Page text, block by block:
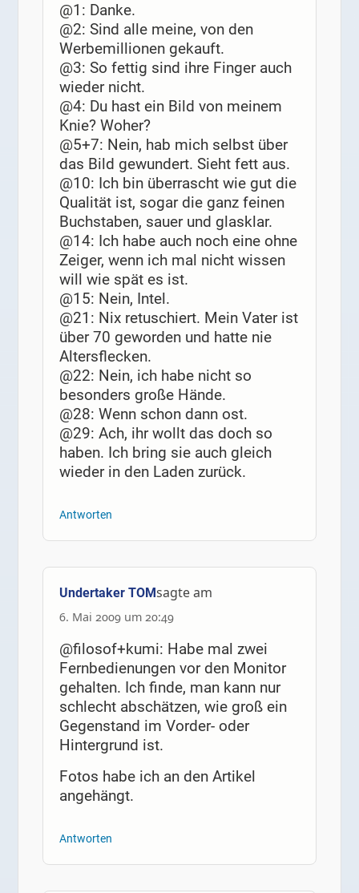
@1: Danke.
@2: Sind alle meine, von den
Werbemillionen gekauft.
@3: So fettig sind ihre Finger auch
wieder nicht.
@4: Du hast ein Bild von meinem
Knie? Woher?
@5+7: Nein, hab mich selbst über
das Bild gewundert. Sieht fett aus.
@10: Ich bin überrascht wie gut die
Qualität ist, sogar die ganz feinen
Buchstaben, sauer und glasklar.
@14: Ich habe auch noch eine ohne
Zeiger, wenn ich mal nicht wissen
will wie spät es ist.
@15: Nein, Intel.
@21: Nix retuschiert. Mein Vater ist
über 70 geworden und hatte nie
Altersflecken.
@22: Nein, ich habe nicht so
besonders große Hände.
@28: Wenn schon dann ost.
@29: Ach, ihr wollt das doch so
haben. Ich bring sie auch gleich
wieder in den Laden zurück.
Antworten
Undertaker TOMsagte am
6. Mai 2009 um 20:49
@filosof+kumi: Habe mal zwei
Fernbedienungen vor den Monitor
gehalten. Ich finde, man kann nur
schlecht abschätzen, wie groß ein
Gegenstand im Vorder- oder
Hintergrund ist.
Fotos habe ich an den Artikel
angehängt.
Antworten